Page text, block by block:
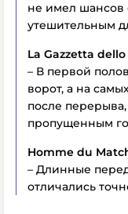
не имел шансов
утешительным
La Gazzetta
– В первой
ворот, а на
после
пропущенным
Homme du
– Длинные
отличались